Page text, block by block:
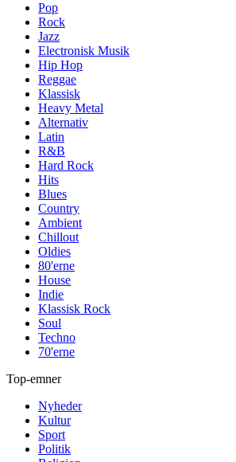
Pop
Rock
Jazz
Electronisk Musik
Hip Hop
Reggae
Klassisk
Heavy Metal
Alternativ
Latin
R&B
Hard Rock
Hits
Blues
Country
Ambient
Chillout
Oldies
80'erne
House
Indie
Klassisk Rock
Soul
Techno
70'erne
Top-emner
Nyheder
Kultur
Sport
Politik